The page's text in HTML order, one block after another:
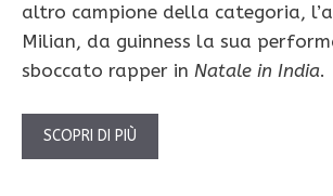
altro campione della categoria,
Milian, da guinness la sua
sboccato rapper in Natale in India.
SCOPRI DI PIÙ